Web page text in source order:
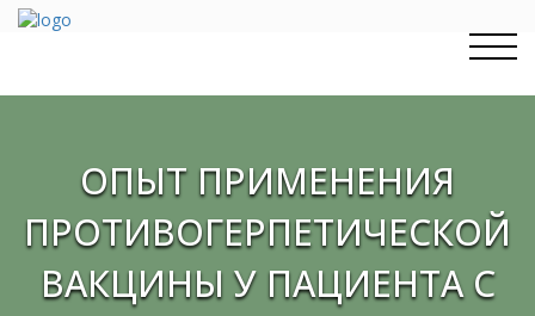
ОПЫТ ПРИМЕНЕНИЯ
ПРОТИВОГЕРПЕТИЧЕСКОЙ
ВАКЦИНЫ У ПАЦИЕНТА С